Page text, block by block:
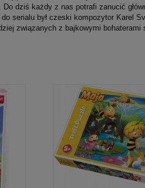
dziś każdy z nas potrafi zanucić
serialu był czeski kompozytor Karel
związanych z bajkowymi bohaterami